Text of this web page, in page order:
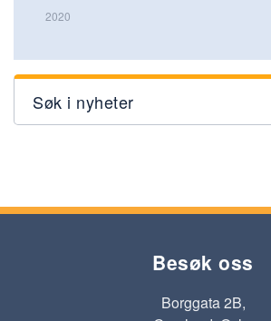
2020
Søk i nyheter
Besøk oss
Borggata 2B,